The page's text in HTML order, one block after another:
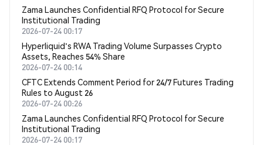
Zama Launches Confidential RFQ Protocol for Secure
Institutional Trading
2026-07-24 00:17
Hyperliquid's RWA Trading Volume Surpasses Crypto
Assets, Reaches 54% Share
2026-07-24 00:14
CFTC Extends Comment Period for 24/7 Futures Trading
Rules to August 26
2026-07-24 00:26
Zama Launches Confidential RFQ Protocol for Secure
Institutional Trading
2026-07-24 00:17